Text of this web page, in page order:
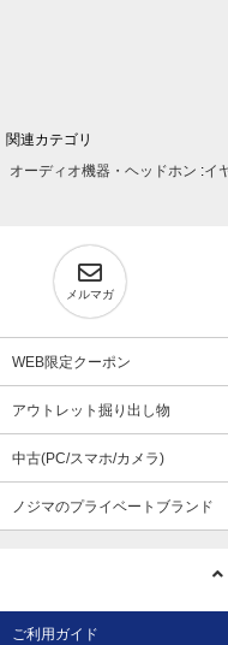
関連カテゴリ
オーディオ機器・ヘッドホン :イ
メルマガ
WEB限定クーポン
アウトレット掘り出し物
中古(PC/スマホ/カメラ)
ノジマのプライベートブランド
ご利用ガイド